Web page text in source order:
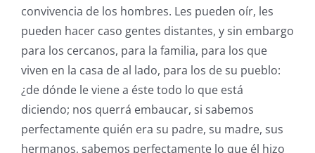
convivencia de los hombres. Les pueden oír, les
pueden hacer caso gentes distantes, y sin embargo
para los cercanos, para la familia, para los que
viven en la casa de al lado, para los de su pueblo:
¿de dónde le viene a éste todo lo que está
diciendo; nos querrá embaucar, si sabemos
perfectamente quién era su padre, su madre, sus
hermanos, sabemos perfectamente lo que él hizo